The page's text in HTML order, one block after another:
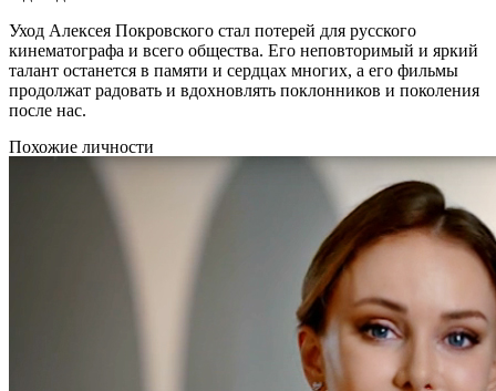
Уход Алексея Покровского стал потерей для русского
кинематографа и всего общества. Его неповторимый и яркий
талант останется в памяти и сердцах многих, а его фильмы
продолжат радовать и вдохновлять поклонников и поколения
после нас.
Похожие личности